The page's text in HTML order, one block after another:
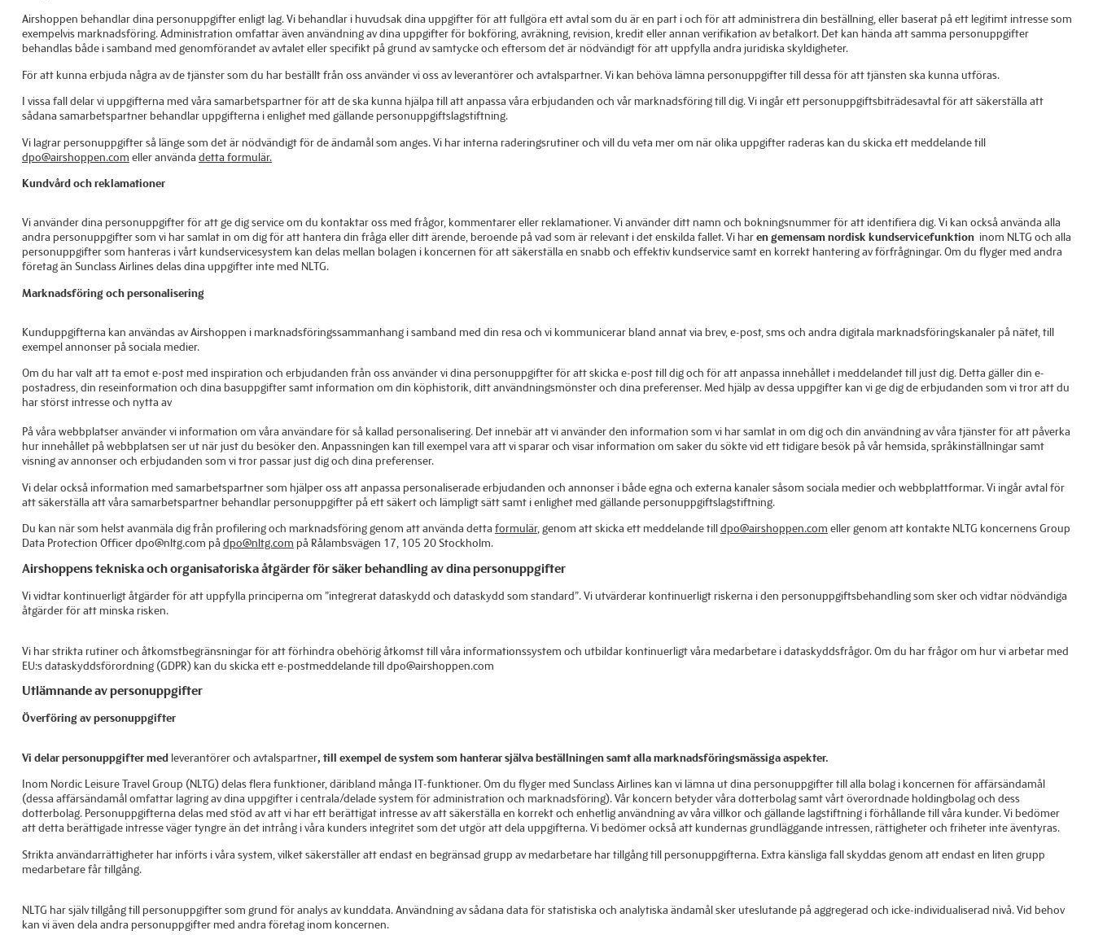
Airshoppen behandlar dina personuppgifter enligt lag. Vi behandlar i huvudsak dina uppgifter för att fullgöra ett avtal som du är en part i och för att administrera din beställning, eller baserat på ett legitimt intresse som
exempelvis marknadsföring. Administration omfattar även användning av dina uppgifter för bokföring, avräkning, revision, kredit eller annan verifikation av betalkort. Det kan hända att samma personuppgifter
behandlas både i samband med genomförandet av avtalet eller specifikt på grund av samtycke och eftersom det är nödvändigt för att uppfylla andra juridiska skyldigheter.
För att kunna erbjuda några av de tjänster som du har beställt från oss använder vi oss av leverantörer och avtalspartner. Vi kan behöva lämna personuppgifter till dessa för att tjänsten ska kunna utföras.
I vissa fall delar vi uppgifterna med våra samarbetspartner för att de ska kunna hjälpa till att anpassa våra erbjudanden och vår marknadsföring till dig. Vi ingår ett personuppgiftsbiträdesavtal för att säkerställa att
sådana samarbetspartner behandlar uppgifterna i enlighet med gällande personuppgiftslagstiftning.
Vi lagrar personuppgifter så länge som det är nödvändigt för de ändamål som anges. Vi har interna raderingsrutiner och vill du veta mer om när olika uppgifter raderas kan du skicka ett meddelande till
dpo@airshoppen.com eller använda detta formulär.
Kundvård och reklamationer
Vi använder dina personuppgifter för att ge dig service om du kontaktar oss med frågor, kommentarer eller reklamationer. Vi använder ditt namn och bokningsnummer för att identifiera dig. Vi kan också använda alla
andra personuppgifter som vi har samlat in om dig för att hantera din fråga eller ditt ärende, beroende på vad som är relevant i det enskilda fallet. Vi haren gemensam nordisk kundservicefunktion inom NLTG och alla
personuppgifter som hanteras i vårt kundservicesystem kan delas mellan bolagen i koncernen för att säkerställa en snabb och effektiv kundservice samt en korrekt hantering av förfrågningar. Om du flyger med andra
företag än Sunclass Airlines delas dina uppgifter inte med NLTG.
Marknadsföring och personalisering
Kunduppgifterna kan användas av Airshoppen i marknadsföringssammanhang i samband med din resa och vi kommunicerar bland annat via brev, e-post, sms och andra digitala marknadsföringskanaler på nätet, till
exempel annonser på sociala medier.
Om du har valt att ta emot e-post med inspiration och erbjudanden från oss använder vi dina personuppgifter för att skicka e-post till dig och för att anpassa innehållet i meddelandet till just dig. Detta gäller din e-
postadress, din reseinformation och dina basuppgifter samt information om din köphistorik, ditt användningsmönster och dina preferenser. Med hjälp av dessa uppgifter kan vi ge dig de erbjudanden som vi tror att du
har störst intresse och nytta av
På våra webbplatser använder vi information om våra användare för så kallad personalisering. Det innebär att vi använder den information som vi har samlat in om dig och din användning av våra tjänster för att påverka
hur innehållet på webbplatsen ser ut när just du besöker den. Anpassningen kan till exempel vara att vi sparar och visar information om saker du sökte vid ett tidigare besök på vår hemsida, språkinställningar samt
visning av annonser och erbjudanden som vi tror passar just dig och dina preferenser.
Vi delar också information med samarbetspartner som hjälper oss att anpassa personaliserade erbjudanden och annonser i både egna och externa kanaler såsom sociala medier och webbplattformar. Vi ingår avtal för
att säkerställa att våra samarbetspartner behandlar personuppgifter på ett säkert och lämpligt sätt samt i enlighet med gällande personuppgiftslagstiftning.
Du kan när som helst avanmäla dig från profilering och marknadsföring genom att använda dettaformulär, genom att skicka ett meddelande tilldpo@airshoppen.com eller genom att kontakte NLTG koncernens Group
Data Protection Officer dpo@nltg.com pådpo@nltg.com på Rålambsvägen 17, 105 20 Stockholm.
Airshoppens tekniska och organisatoriska åtgärder för säker behandling av dina personuppgifter
Vi vidtar kontinuerligt åtgärder för att uppfylla principerna om ”integrerat dataskydd och dataskydd som standard”. Vi utvärderar kontinuerligt riskerna i den personuppgiftsbehandling som sker och vidtar nödvändiga
åtgärder för att minska risken.
Vi har strikta rutiner och åtkomstbegränsningar för att förhindra obehörig åtkomst till våra informationssystem och utbildar kontinuerligt våra medarbetare i dataskyddsfrågor. Om du har frågor om hur vi arbetar med
EU:s dataskyddsförordning (GDPR) kan du skicka ett e-postmeddelande till dpo@airshoppen.com
Utlämnande av personuppgifter
Överföring av personuppgifter
Vi delar personuppgifter medleverantörer och avtalspartner, till exempel de system som hanterar själva beställningen samt alla marknadsföringsmässiga aspekter.
Inom Nordic Leisure Travel Group (NLTG) delas flera funktioner, däribland många IT-funktioner. Om du flyger med Sunclass Airlines kan vi lämna ut dina personuppgifter till alla bolag i koncernen för affärsändamål
(dessa affärsändamål omfattar lagring av dina uppgifter i centrala/delade system för administration och marknadsföring). Vår koncern betyder våra dotterbolag samt vårt överordnade holdingbolag och dess
dotterbolag. Personuppgifterna delas med stöd av att vi har ett berättigat intresse av att säkerställa en korrekt och enhetlig användning av våra villkor och gällande lagstiftning i förhållande till våra kunder. Vi bedömer
att detta berättigade intresse väger tyngre än det intrång i våra kunders integritet som det utgör att dela uppgifterna. Vi bedömer också att kundernas grundläggande intressen, rättigheter och friheter inte äventyras.
Strikta användarrättigheter har införts i våra system, vilket säkerställer att endast en begränsad grupp av medarbetare har tillgång till personuppgifterna. Extra känsliga fall skyddas genom att endast en liten grupp
medarbetare får tillgång.
NLTG har själv tillgång till personuppgifter som grund för analys av kunddata. Användning av sådana data för statistiska och analytiska ändamål sker uteslutande på aggregerad och icke-individualiserad nivå. Vid behov
kan vi även dela andra personuppgifter med andra företag inom koncernen.